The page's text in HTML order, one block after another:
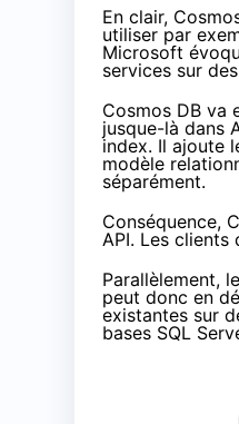
En clair,
utiliser par
Microsoft
services sur
Cosmos DB va
jusque-là dans
index. Il ajoute
modèle
séparément.
Conséquence,
API. Les clients
Parallèlement,
peut donc en
existantes sur
bases SQL